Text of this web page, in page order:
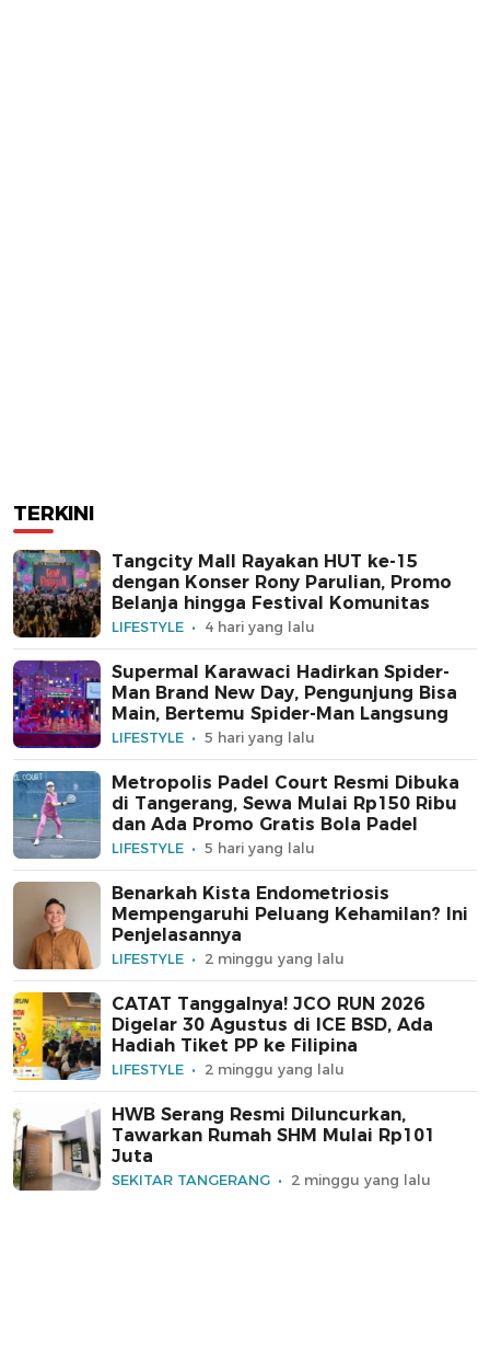
TERKINI
Tangcity Mall Rayakan HUT ke-15
dengan Konser Rony Parulian, Promo
Belanja hingga Festival Komunitas
LIFESTYLE 4 hari yang lalu
Supermal Karawaci Hadirkan Spider-
Man Brand New Day, Pengunjung Bisa
Main, Bertemu Spider-Man Langsung
LIFESTYLE 5 hari yang lalu
Metropolis Padel Court Resmi Dibuka
di Tangerang, Sewa Mulai Rp150 Ribu
dan Ada Promo Gratis Bola Padel
LIFESTYLE 5 hari yang lalu
Benarkah Kista Endometriosis
Mempengaruhi Peluang Kehamilan? Ini
Penjelasannya
LIFESTYLE 2 minggu yang lalu
CATAT Tanggalnya! JCO RUN 2026
Digelar 30 Agustus di ICE BSD, Ada
Hadiah Tiket PP ke Filipina
LIFESTYLE 2 minggu yang lalu
HWB Serang Resmi Diluncurkan,
Tawarkan Rumah SHM Mulai Rp101
Juta
SEKITAR TANGERANG 2 minggu yang lalu